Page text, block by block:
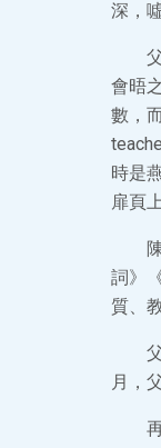
深，
會晤
數，
時是
扉頁
詞》
質、
月，